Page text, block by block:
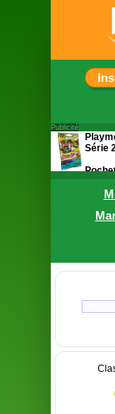
Publicité
Série